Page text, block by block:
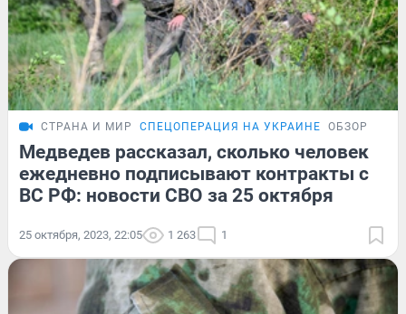
СТРАНА И МИР СПЕЦОПЕРАЦИЯ НА УКРАИНЕ ОБЗОР
Медведев рассказал, сколько человек
ежедневно подписывают контракты с
ВС РФ: новости СВО за 25 октября
25 октября, 2023, 22:05 1 263 1